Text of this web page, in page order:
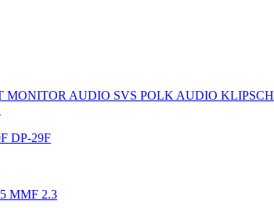
MONITOR AUDIO SVS POLK AUDIO KLIPSCH
DP-29F
MMF 2.3